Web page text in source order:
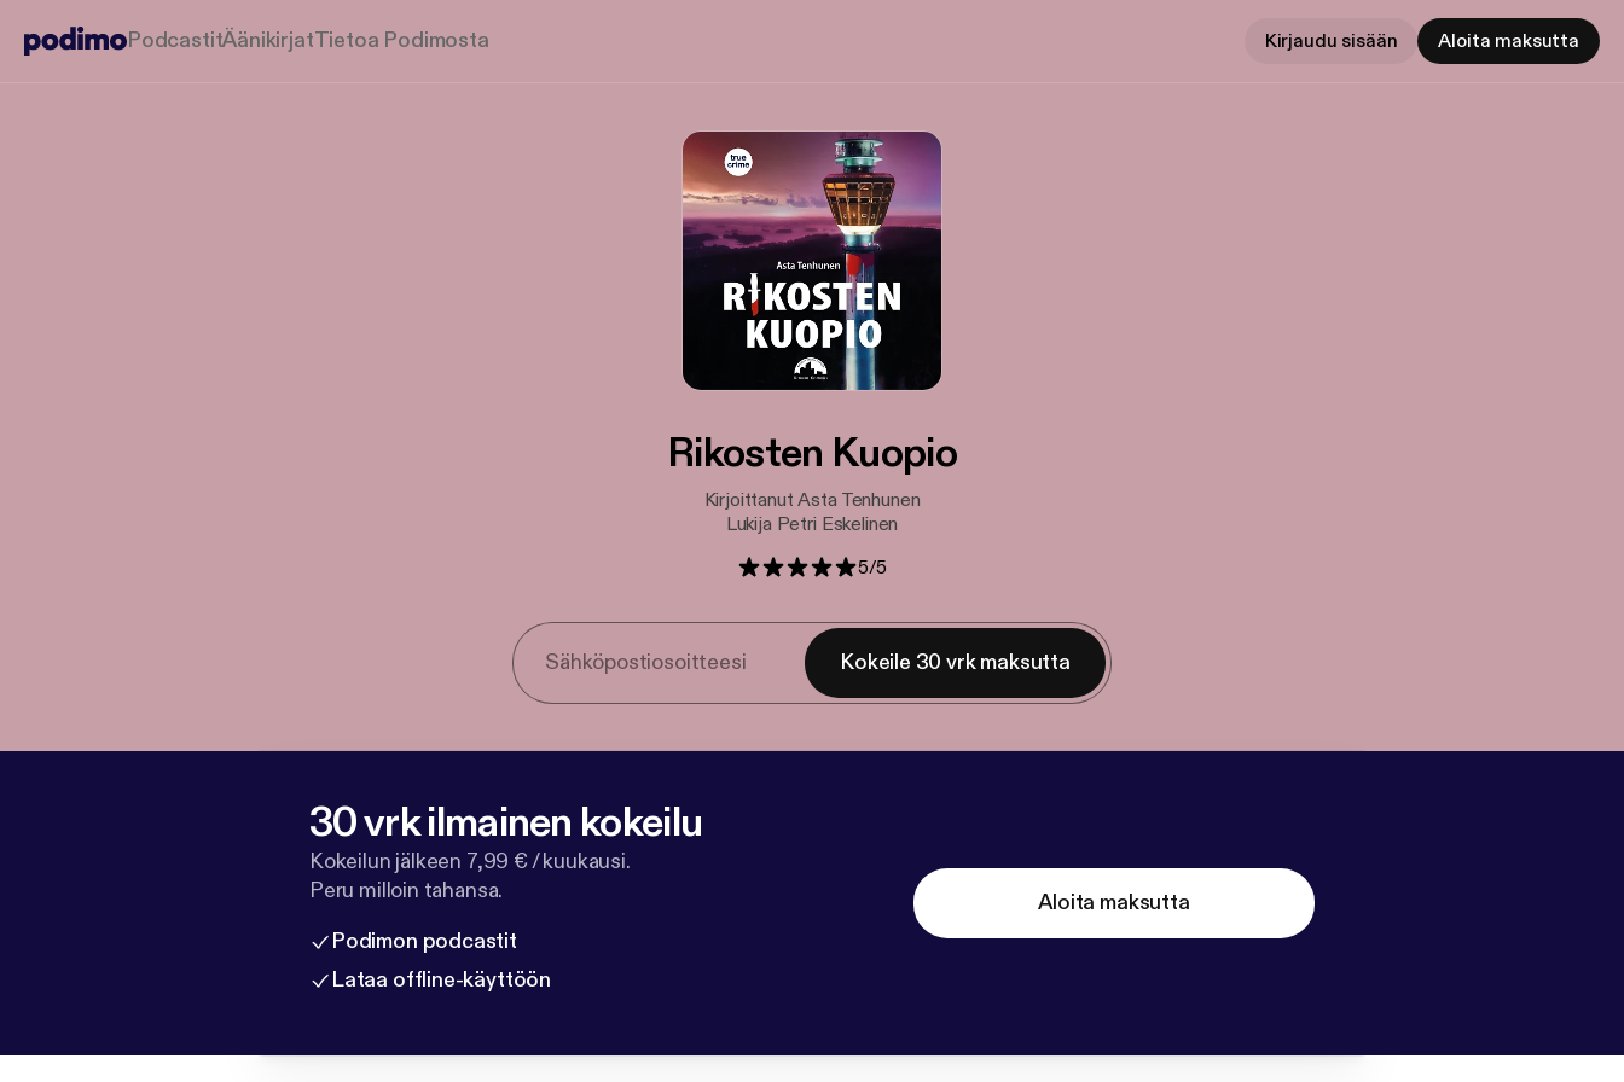
PodcastitÄänikirjatTietoa Podimosta Kirjaudu sisään Aloita maksutta
Rikosten Kuopio
Kirjoittanut Asta Tenhunen
Lukija Petri Eskelinen
5/5
Kokeile 30 vrk maksutta
30 vrk ilmainen kokeilu
Kokeilun jälkeen 7,99 € / kuukausi.
Peru milloin tahansa.
Podimon podcastit
Lataa offline-käyttöön
Aloita maksutta